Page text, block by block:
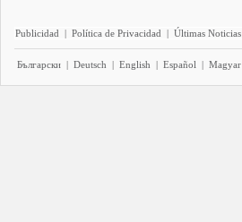
Publicidad | Política de Privacidad | Últimas Noticias
Български | Deutsch | English | Español | Magyar